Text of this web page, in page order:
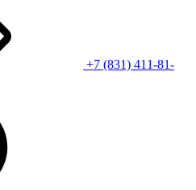
+7 (831) 411-81-